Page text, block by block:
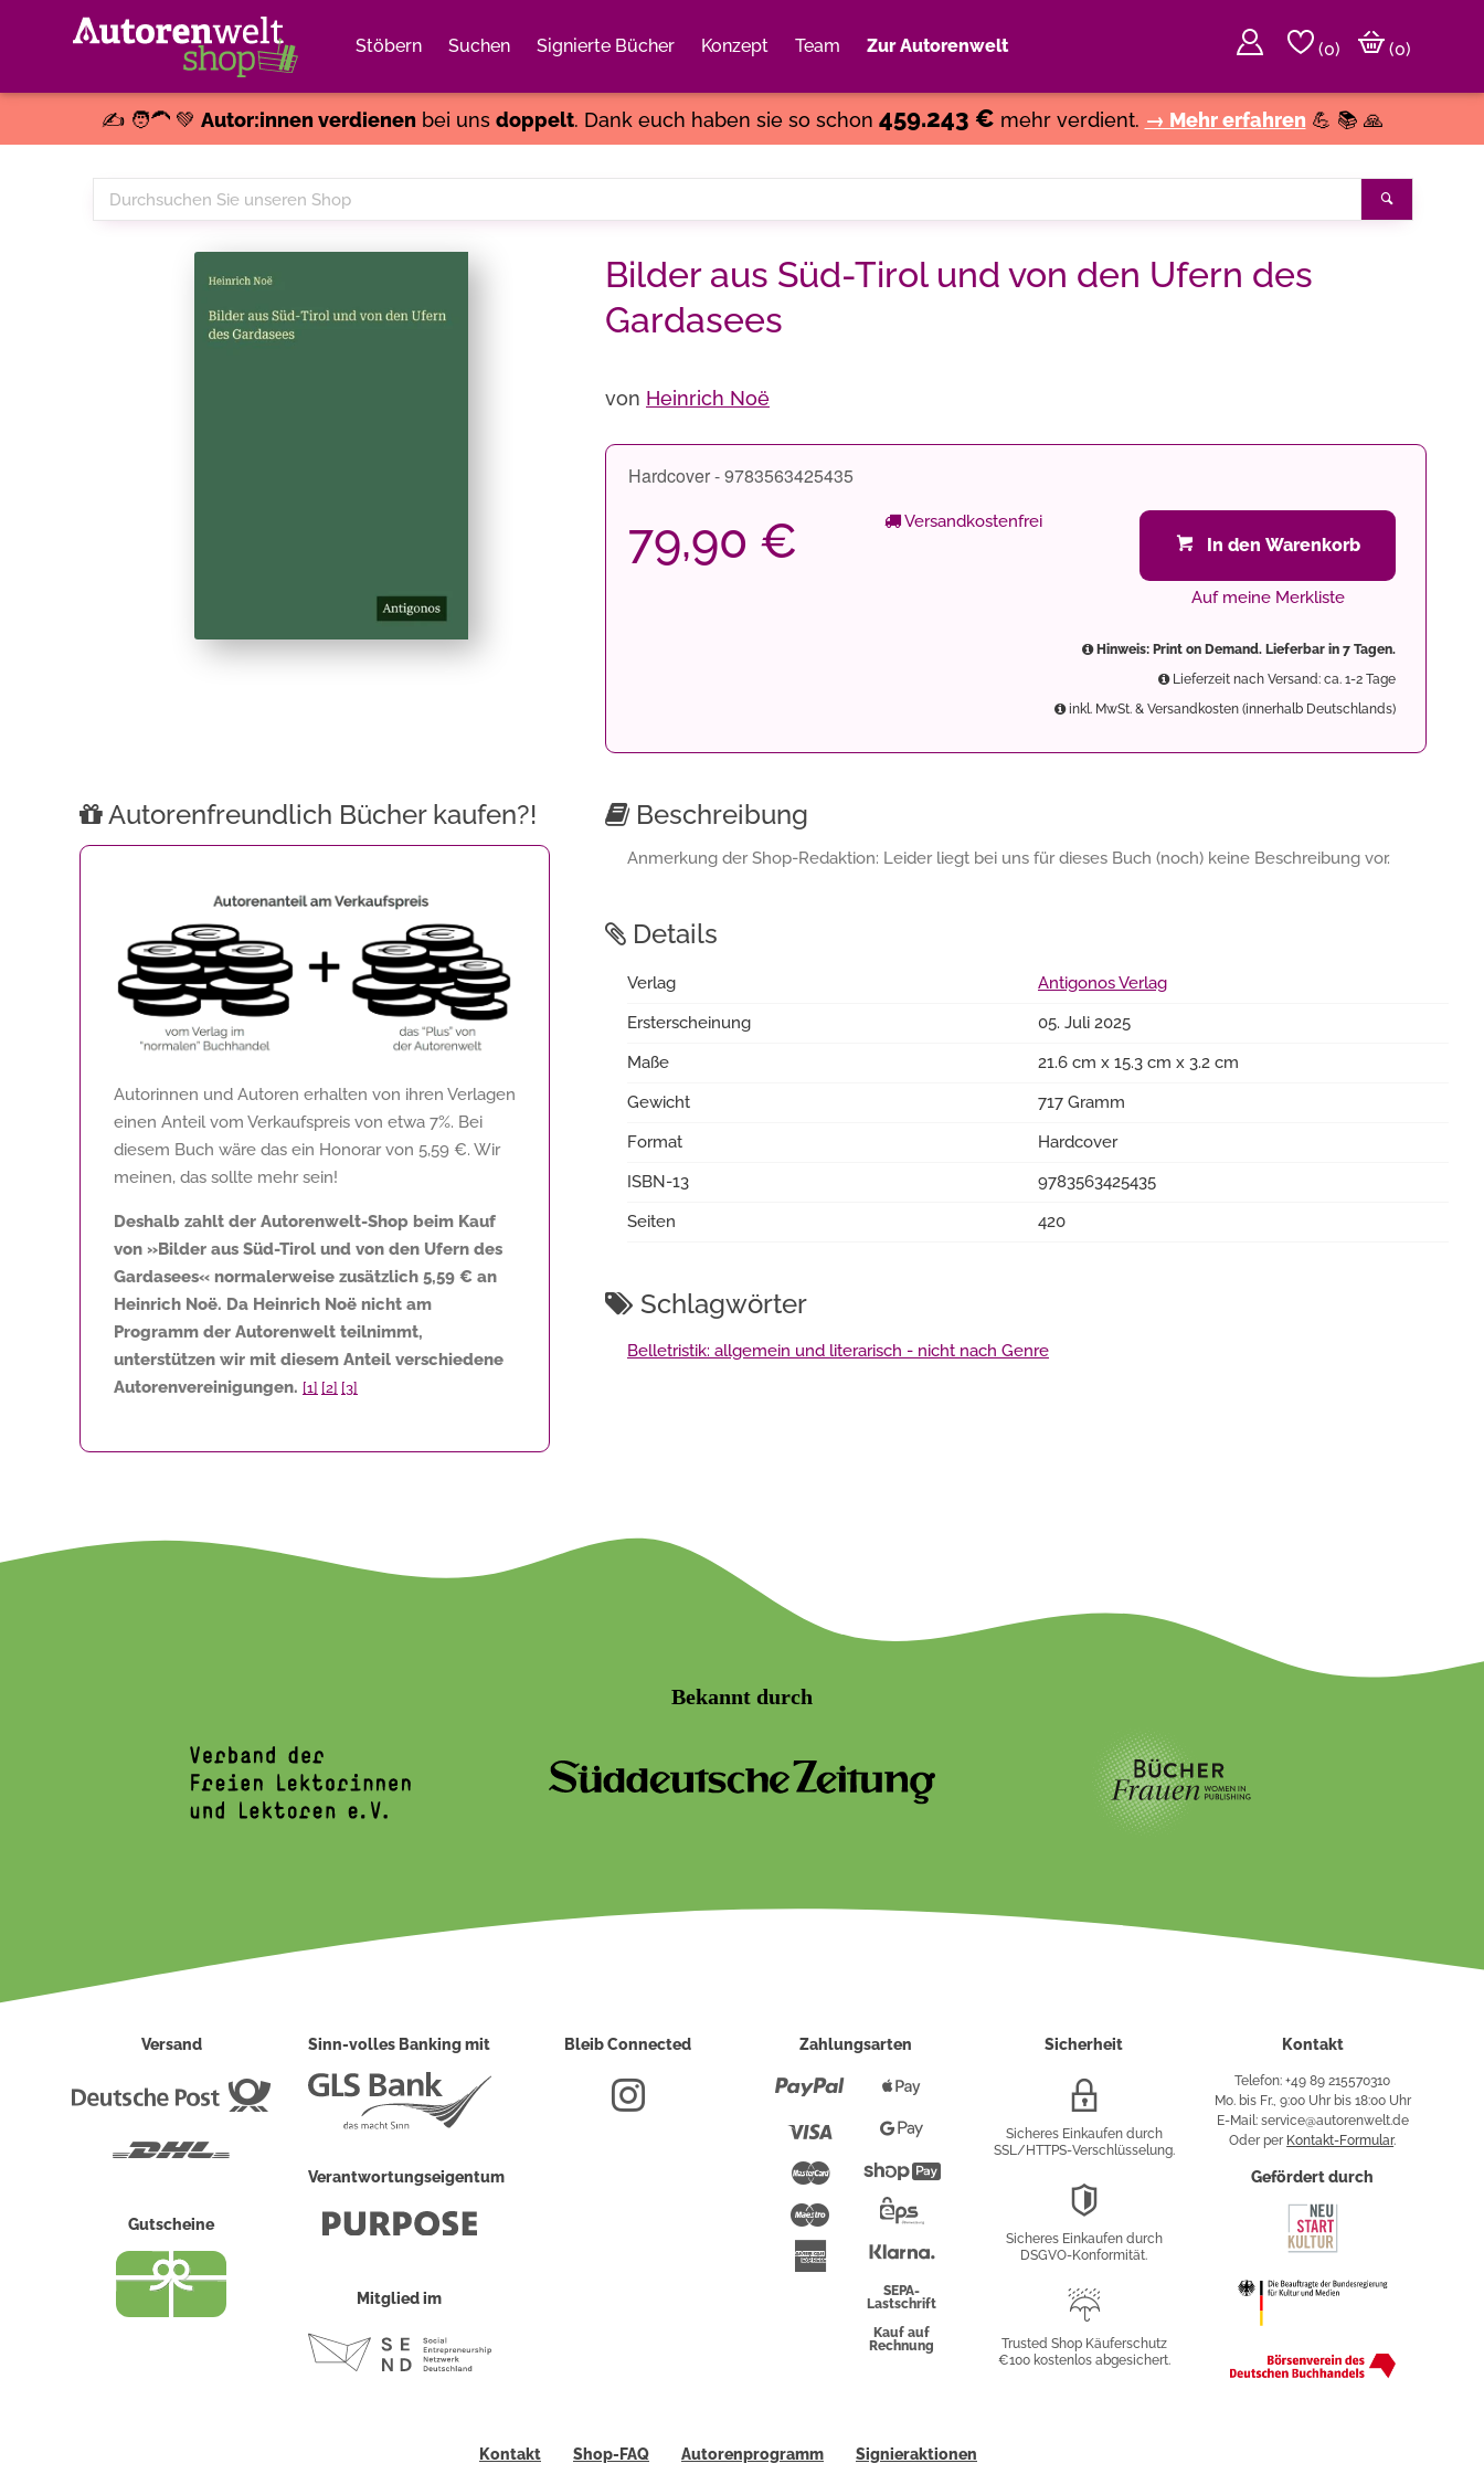
Stöbern Suchen Signierte Bücher Konzept Team Zur Autorenwelt (0)
(0)
✍️ 🧑‍🦱 💚 Autor:innen verdienenbei uns doppelt. Dank euch haben sie so schon 459.243 € mehr verdient. → Mehr erfahren 💪 📚 🙏
Durchsuchen
Sie
Bilder aus Süd-Tirol und von den Ufern des
Gardasees
von Heinrich Noë
Hardcover - 9783563425435
79,90 € Versandkostenfrei
In den Warenkorb
Auf meine Merkliste
Hinweis: Print on Demand. Lieferbar in 7 Tagen.
Lieferzeit nach Versand: ca. 1-2 Tage
inkl. MwSt. & Versandkosten (innerhalb Deutschlands)
Autorenfreundlich Bücher kaufen?!
Autorinnen und Autoren erhalten von ihren Verlagen
einen Anteil vom Verkaufspreis von etwa 7%. Bei
diesem Buch wäre das ein Honorar von 5,59 €. Wir
meinen, das sollte mehr sein!
Deshalb zahlt der Autorenwelt-Shop beim Kauf
von »Bilder aus Süd-Tirol und von den Ufern des
Gardasees« normalerweise zusätzlich 5,59 € an
Heinrich Noë. Da Heinrich Noë nicht am
Programm der Autorenwelt teilnimmt,
unterstützen wir mit diesem Anteil verschiedene
Autorenvereinigungen. [1] [2] [3]
Beschreibung
Anmerkung der Shop-Redaktion: Leider liegt bei uns für dieses Buch (noch) keine Beschreibung vor.
Details
Verlag
Antigonos Verlag
Ersterscheinung
05. Juli 2025
Maße
21.6 cm x 15.3 cm x 3.2 cm
Gewicht
717 Gramm
Format
Hardcover
ISBN-13
9783563425435
Seiten
420
Schlagwörter
Belletristik: allgemein und literarisch - nicht nach Genre
Bekannt durch
Versand
Deutsche
Gutscheine
Sinn-volles Banking mit
Verantwortungseigentum
Mitglied im
Bleib Connected Zahlungsarten
Paypal
Mastercard
Maestro
American
Express
Pay
PayShopify
Überweisung
SEPA-
Lastschrift
Kauf auf
Rechnung
Sicherheit
Verschlüsselung
Sicheres Einkaufen durch
SSL/HTTPS-Verschlüsselung.
Sicheres Einkaufen durch
DSGVO-Konformität.
Käuferschutz
Trusted Shop Käuferschutz
€100 kostenlos abgesichert.
Kontakt
Telefon: +49 89 215570310
Mo. bis Fr., 9:00 Uhr bis 18:00 Uhr
E-Mail: service@autorenwelt.de
Oder per Kontakt-Formular.
Gefördert durch
Kontakt Shop-FAQ Autorenprogramm Signieraktionen